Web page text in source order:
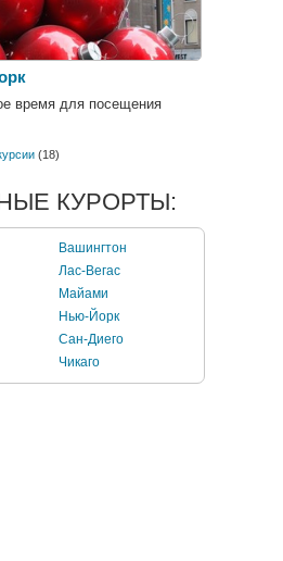
время для посещения
(18)
КУРОРТЫ:
Вашингтон
Лас-Вегас
Майами
Нью-Йорк
Сан-Диего
Чикаго